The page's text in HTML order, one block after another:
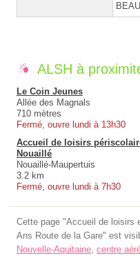
ALSH à
Le Coin Jeunes
Allée des Magnals
710 mètres
Fermé, ouvre lundi à 13h30
Accueil de loisirs
Nouaillé
Nouaillé-Maupertuis
3.2 km
Fermé, ouvre lundi à 7h30
Cette page "Accueil de loisirs
Ans Route de la Gare" est
Nouvelle-Aquitaine, centre